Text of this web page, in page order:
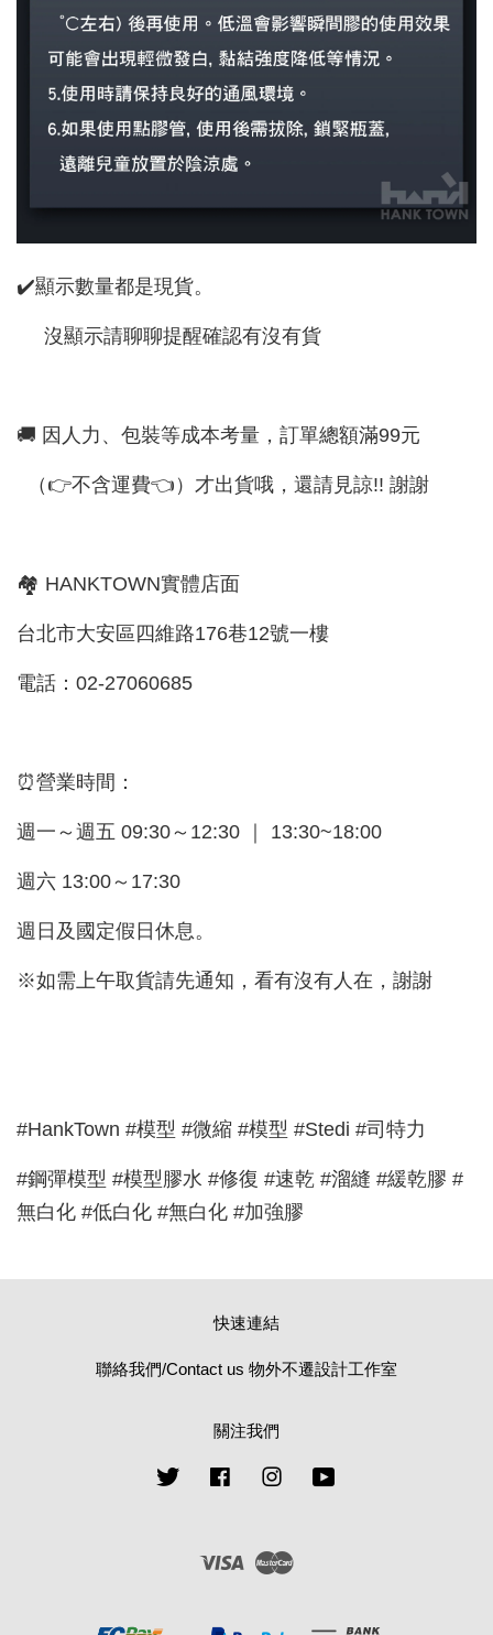
✔️顯示數量都是現貨。
沒顯示請聊聊提醒確認有沒有貨
🚚 因人力、包裝等成本考量，訂單總額滿99元
（👉不含運費👈）才出貨哦，還請見諒!! 謝謝
🏘 HANKTOWN實體店面
台北市大安區四維路176巷12號一樓
電話：02-27060685
⏰營業時間：
週一～週五 09:30～12:30 ｜ 13:30~18:00
週六 13:00～17:30
週日及國定假日休息。
※如需上午取貨請先通知，看有沒有人在，謝謝
#HankTown #模型 #微縮 #模型 #Stedi #司特力
#鋼彈模型 #模型膠水 #修復 #速乾 #溜縫 #緩乾膠 #
無白化 #低白化 #無白化 #加強膠
快速連結
聯絡我們/Contact us 物外不遷設計工作室
關注我們
Twitter FacebookInstagram
Visa